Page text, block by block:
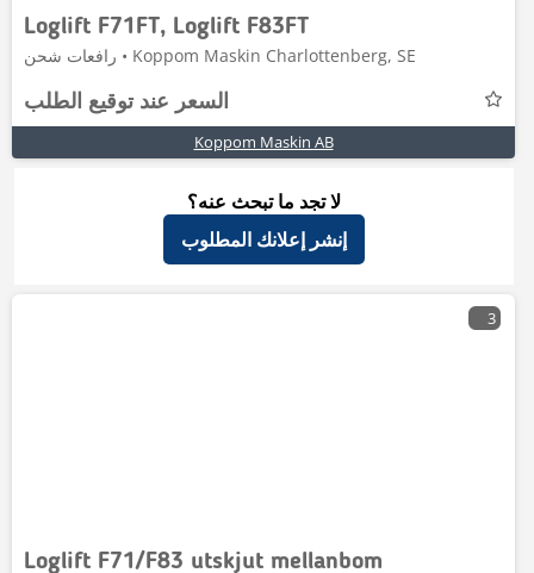
Loglift F71FT, Loglift F83FT
رافعات شحن • Koppom Maskin Charlottenberg, SE
السعر عند توقيع الطلب
Koppom Maskin AB
لا تجد ما تبحث عنه؟
إنشر إعلانك المطلوب
3
Loglift F71/F83 utskjut mellanbom